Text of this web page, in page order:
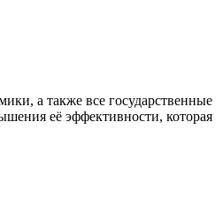
а также все государственные
её эффективности, которая